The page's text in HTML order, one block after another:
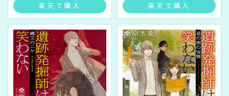
楽天で購入 楽天で購入